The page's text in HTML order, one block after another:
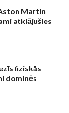
Martin
atklājušies
fiziskās
dominēs